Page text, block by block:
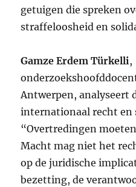
getuigen die spreken
straffeloosheid en
Gamze Erdem Türkelli,
Antwerpen, analyseert
internationaal recht en
“Overtredingen
Macht mag niet het
op de juridische
bezetting, de